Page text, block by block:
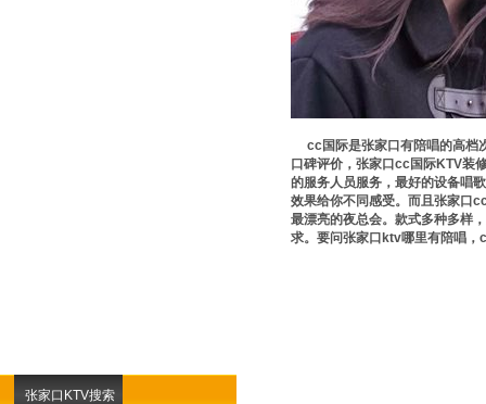
张家口KTV搜索
cc国际是张家口有陪唱的高档
口碑评价，张家口cc国际KTV装
的服务人员服务，最好的设备唱
效果给你不同感受。而且张家口
最漂亮的夜总会。款式多种多样
求。要问张家口ktv哪里有陪唱